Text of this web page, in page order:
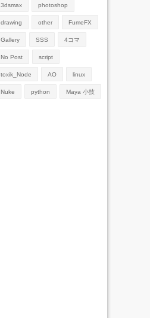
3dsmax photoshop
drawing other FumeFX
Gallery SSS 4コマ
No Post script
toxik_Node AO linux
Nuke python Maya 小技